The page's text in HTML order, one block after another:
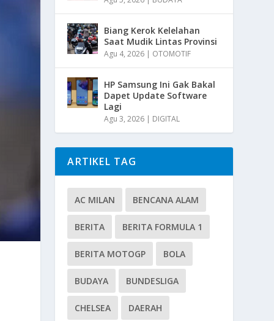
Biang Kerok Kelelahan
Saat Mudik Lintas Provinsi
Agu 4, 2026 | OTOMOTIF
HP Samsung Ini Gak Bakal
Dapet Update Software
Lagi
Agu 3, 2026 | DIGITAL
ARTIKEL TAG
AC MILAN BENCANA ALAM
BERITA BERITA FORMULA 1
BERITA MOTOGP BOLA
BUDAYA BUNDESLIGA
CHELSEA DAERAH